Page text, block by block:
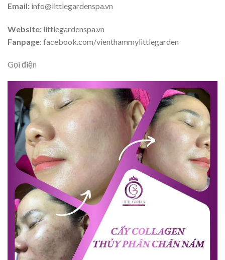
Email: info@littlegardenspa.vn
Website: littlegardenspa.vn
Fanpage: facebook.com/vienthammylittlegarden
Gọi điện